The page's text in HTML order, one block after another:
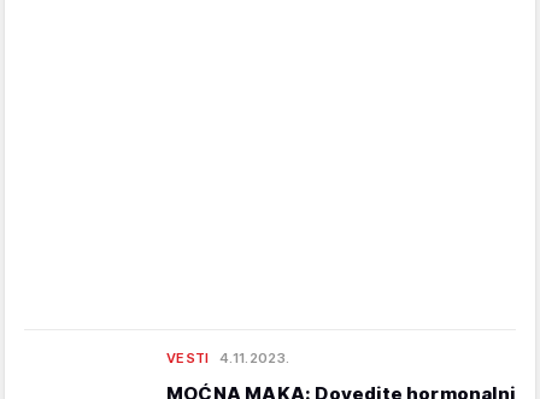
VESTI 4.11.2023.
MOĆNA MAKA: Dovedite hormonalni